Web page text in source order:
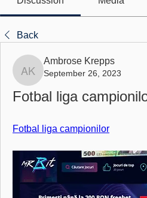
Back
Ambrose Krepps
Ambrose Krepps
September 26, 2023
Fotbal liga
Fotbal liga campionilor